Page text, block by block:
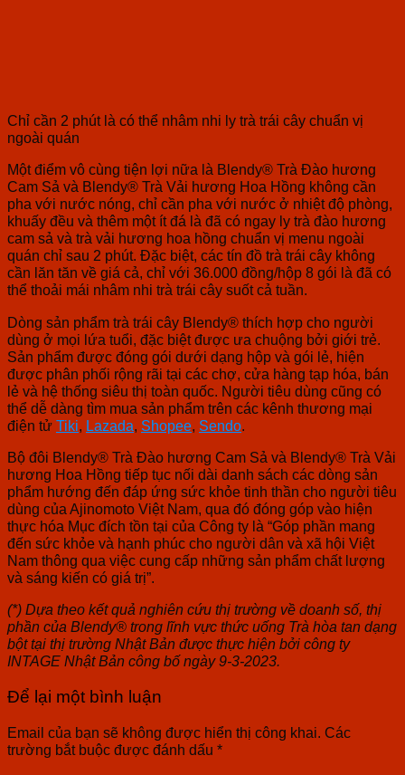
Chỉ cần 2 phút là có thể nhâm nhi ly trà trái cây chuẩn vị
ngoài quán
Một điểm vô cùng tiện lợi nữa là Blendy® Trà Đào hương
Cam Sả và Blendy® Trà Vải hương Hoa Hồng không cần
pha với nước nóng, chỉ cần pha với nước ở nhiệt độ phòng,
khuấy đều và thêm một ít đá là đã có ngay ly trà đào hương
cam sả và trà vải hương hoa hồng chuẩn vị menu ngoài
quán chỉ sau 2 phút. Đặc biệt, các tín đồ trà trái cây không
cần lăn tăn về giá cả, chỉ với 36.000 đồng/hộp 8 gói là đã có
thể thoải mái nhâm nhi trà trái cây suốt cả tuần.
Dòng sản phẩm trà trái cây Blendy® thích hợp cho người
dùng ở mọi lứa tuổi, đặc biệt được ưa chuộng bởi giới trẻ.
Sản phẩm được đóng gói dưới dạng hộp và gói lẻ, hiện
được phân phối rộng rãi tại các chợ, cửa hàng tạp hóa, bán
lẻ và hệ thống siêu thị toàn quốc. Người tiêu dùng cũng có
thể dễ dàng tìm mua sản phẩm trên các kênh thương mại
điện tử Tiki Lazada Shopee Sendo
Bộ đôi Blendy® Trà Đào hương Cam Sả và Blendy® Trà Vải
hương Hoa Hồng tiếp tục nối dài danh sách các dòng sản
phẩm hướng đến đáp ứng sức khỏe tinh thần cho người tiêu
dùng của Ajinomoto Việt Nam, qua đó đóng góp vào hiện
thực hóa Mục đích tồn tại của Công ty là “Góp phần mang
đến sức khỏe và hạnh phúc cho người dân và xã hội Việt
Nam thông qua việc cung cấp những sản phẩm chất lượng
và sáng kiến có giá trị”.
(*) Dựa theo kết quả nghiên cứu thị trường về doanh số, thị
phần của Blendy® trong lĩnh vực thức uống Trà hòa tan dạng
bột tại thị trường Nhật Bản được thực hiện bởi công ty
INTAGE Nhật Bản công bố ngày 9-3-2023.
Để lại một bình luận
Email của bạn sẽ không được hiển thị công khai. Các
trường bắt buộc được đánh dấu *